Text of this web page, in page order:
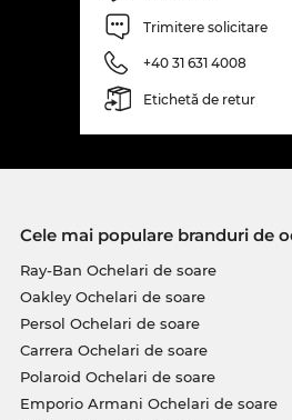
Trimitere solicitare
+40 31 631 4008
Etichetă de retur
Cele mai populare branduri de
Ray-Ban Ochelari de soare
Oakley Ochelari de soare
Persol Ochelari de soare
Carrera Ochelari de soare
Polaroid Ochelari de soare
Emporio Armani Ochelari de soare